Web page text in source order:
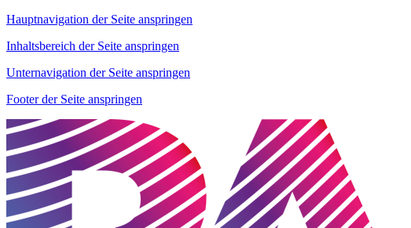
Hauptnavigation der Seite anspringen
Inhaltsbereich der Seite anspringen
Unternavigation der Seite anspringen
Footer der Seite anspringen